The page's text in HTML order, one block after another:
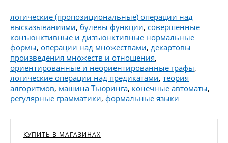
логические (пропозициональные) операции над
высказываниями, булевы функции, совершенные
конъюнктивные и дизъюнктивные нормальные
формы, операции над множествами, декартовы
произведения множеств и отношения,
ориентированные и неориентированные графы,
логические операции над предикатами, теория
алгоритмов, машина Тьюринга, конечные автоматы,
регулярные грамматики, формальные языки
КУПИТЬ В МАГАЗИНАХ